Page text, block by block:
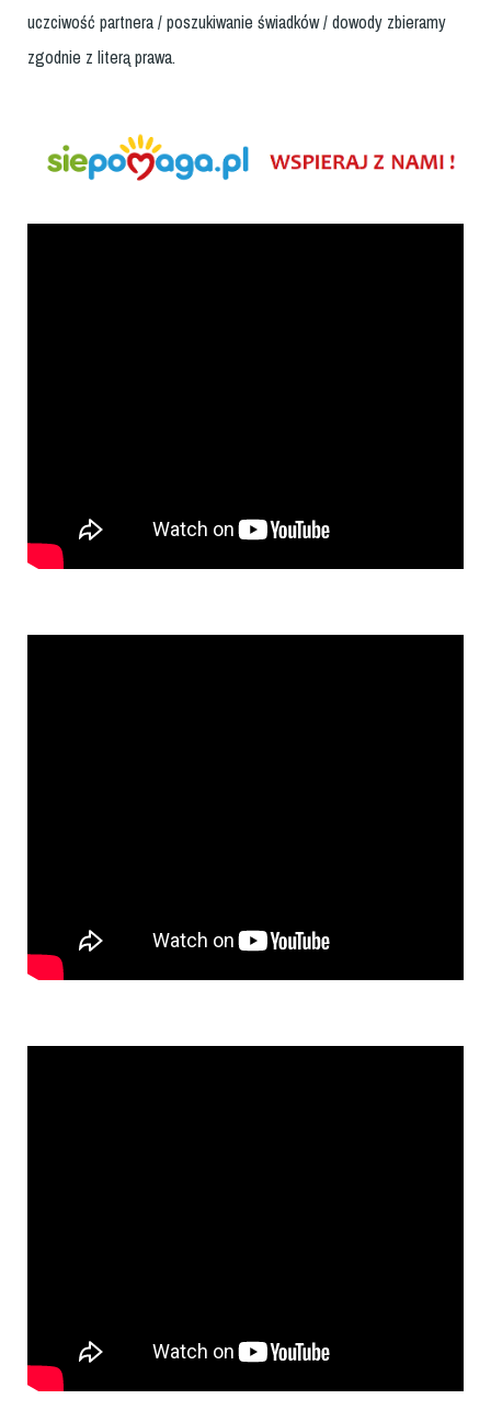
uczciwość partnera / poszukiwanie świadków / dowody zbieramy
zgodnie z literą prawa.